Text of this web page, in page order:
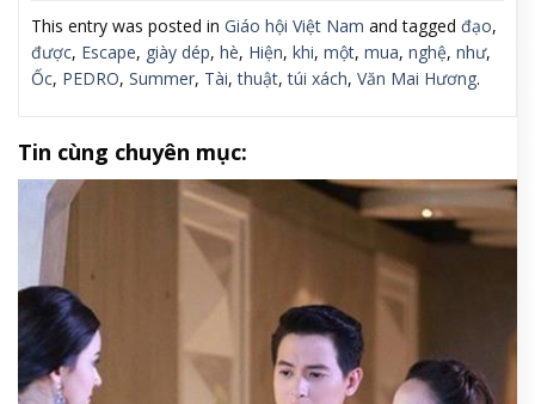
This entry was posted in Giáo hội Việt Nam and tagged đạo,
được, Escape, giày dép, hè, Hiện, khi, một, mua, nghệ, như,
Ốc, PEDRO, Summer, Tài,thuật,túi xách, Văn Mai Hương.
Tin cùng chuyên mục: